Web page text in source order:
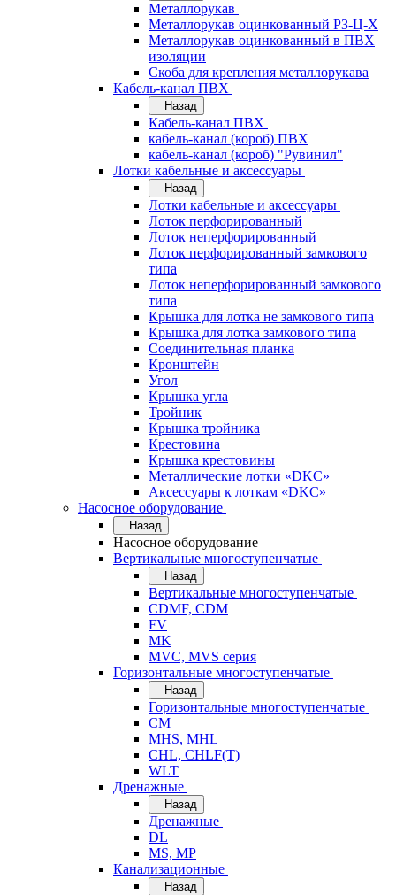
Металлорукав
Металлорукав оцинкованный РЗ-Ц-Х
Металлорукав оцинкованный в ПВХ
изоляции
Скоба для крепления металлорукава
Кабель-канал ПВХ
Назад
Кабель-канал ПВХ
кабель-канал (короб) ПВХ
кабель-канал (короб) "Рувинил"
Лотки кабельные и аксессуары
Назад
Лотки кабельные и аксессуары
Лоток перфорированный
Лоток неперфорированный
Лоток перфорированный замкового
типа
Лоток неперфорированный замкового
типа
Крышка для лотка не замкового типа
Крышка для лотка замкового типа
Соединительная планка
Кронштейн
Угол
Крышка угла
Тройник
Крышка тройника
Крестовина
Крышка крестовины
Металлические лотки «DKC»
Аксессуары к лоткам «DKC»
Насосное оборудование
Назад
Насосное оборудование
Вертикальные многоступенчатые
Назад
Вертикальные многоступенчатые
CDMF, CDM
FV
MK
MVC, MVS серия
Горизонтальные многоступенчатые
Назад
Горизонтальные многоступенчатые
CM
MHS, MHL
CHL, CHLF(T)
WLT
Дренажные
Назад
Дренажные
DL
MS, MP
Канализационные
Назад